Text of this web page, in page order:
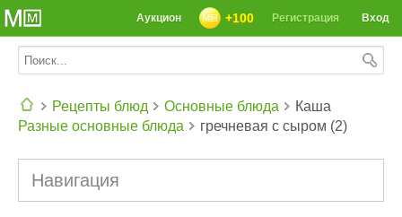
Вход
Регистрация
+100
Аукцион
Рецепты блюд
Основные блюда
Разные основные блюда
Каша
гречневая с сыром (2)
Навигация